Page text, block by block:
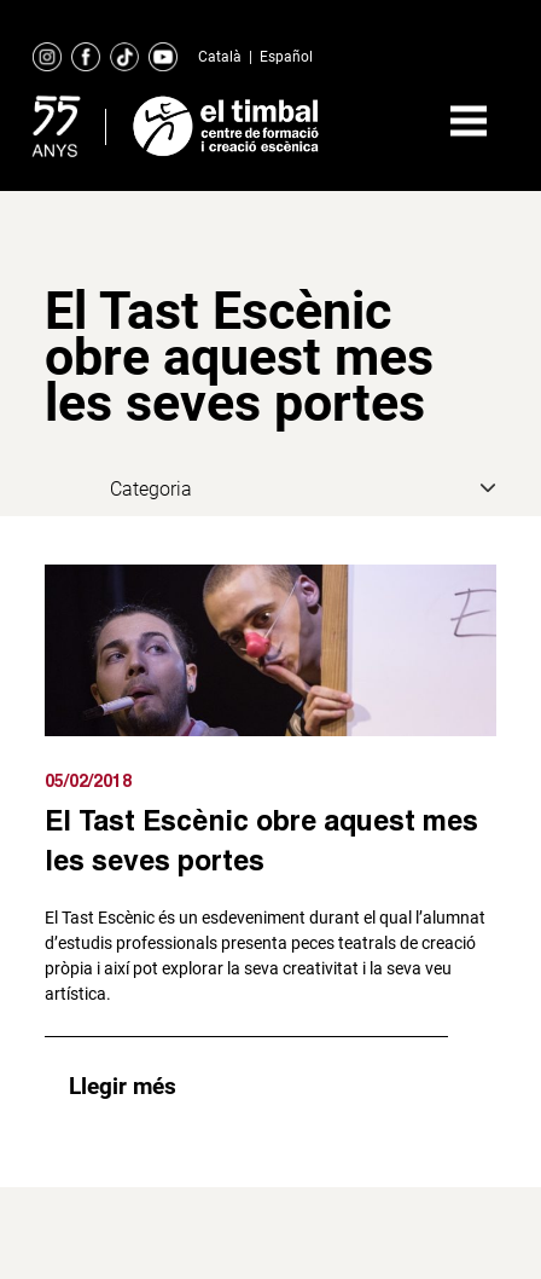
content
Català Español
El Tast Escènic
obre aquest mes
les seves portes
05/02/2018
El Tast Escènic obre aquest mes
les seves portes
El Tast Escènic és un esdeveniment durant el qual l’alumnat
d’estudis professionals presenta peces teatrals de creació
pròpia i així pot explorar la seva creativitat i la seva veu
artística.
Llegir més